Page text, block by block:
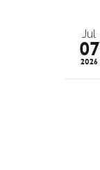
Jul
07
2026